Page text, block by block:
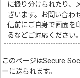
に振り分けられたり、
ざいます。お問い合わ
信前にご自身で画面を
るなどご対応ください。
このページはSecure
ーに送られます。